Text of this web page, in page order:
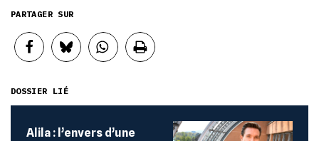
PARTAGER SUR
DOSSIER LIÉ
Alila : l’envers d’une